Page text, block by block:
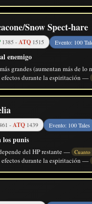
Snow Spect-hare
1385 -ATQ 1515 Evento: 100
enemigo
grandes (aumentan más de
efectos durante la espiritación —
-ATQ 1439 Evento: 100 Tales
punis
del HP restante — Cuanto
efectos durante la espiritación —